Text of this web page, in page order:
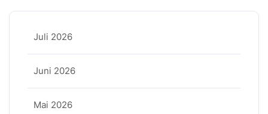
Juli 2026
Juni 2026
Mai 2026